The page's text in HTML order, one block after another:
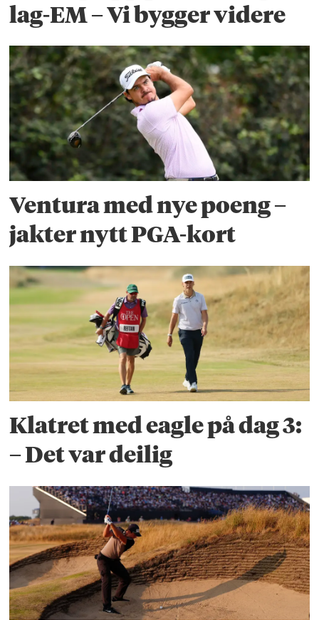
lag-EM – Vi bygger videre
Ventura med nye poeng –
jakter nytt PGA-kort
Klatret med eagle på dag 3:
– Det var deilig